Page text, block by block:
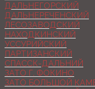
ДАЛЬНЕГОРСКИЙ
ДАЛЬНЕРЕЧЕНСКИЙ
ЛЕСОЗАВОДСКИЙ
НАХОДКИНСКИЙ
УССУРИЙСКИЙ
ПАРТИЗАНСКИЙ
СПАССК-ДАЛЬНИЙ
ЗАТО Г. ФОКИНО
ЗАТО БОЛЬШОЙ